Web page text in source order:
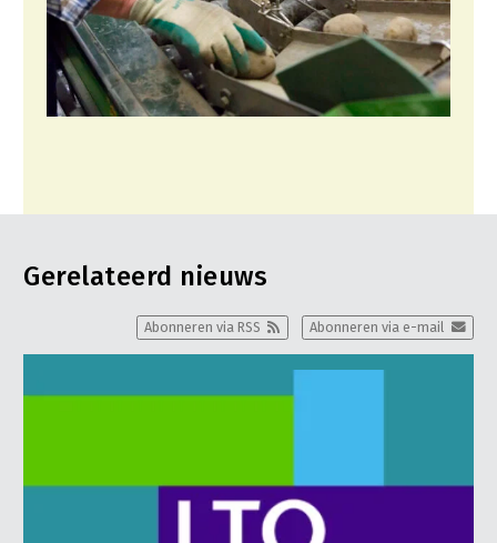
Gerelateerd nieuws
Abonneren via e-mail
Abonneren via RSS